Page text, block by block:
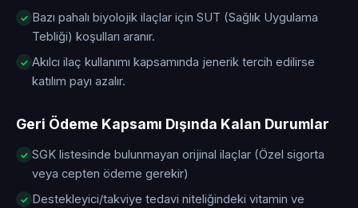
Bazı pahalı biyolojik ilaçlar için SUT (Sağlık Uygulama
Tebliği) koşulları aranır.
Akılcı ilaç kullanımı kapsamında jenerik tercih edilirse
katılım payı azalır.
Geri Ödeme Kapsamı Dışında Kalan Durumlar
SGK listesinde bulunmayan orijinal ilaçlar (Özel sigorta
veya cepten ödeme gerekir)
Destekleyici/takviye tedavi niteliğindeki vitamin ve